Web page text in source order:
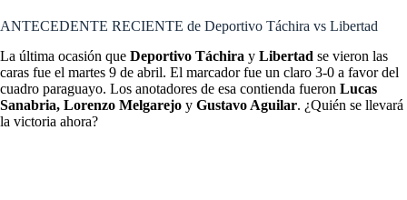
ANTECEDENTE RECIENTE de Deportivo Táchira vs Libertad
La última ocasión que Deportivo Táchira y Libertad se vieron las
caras fue el martes 9 de abril. El marcador fue un claro 3-0 a favor del
cuadro paraguayo. Los anotadores de esa contienda fueron Lucas
Sanabria, Lorenzo Melgarejo y Gustavo Aguilar. ¿Quién se llevará
la victoria ahora?